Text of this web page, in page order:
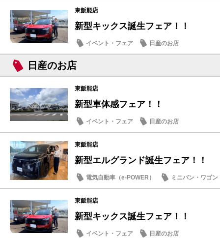
東飯能店
新型キックス誕生フェア！！
イベント・フェア 日産のお店
日産のお店
東飯能店
新型車体感フェア！！
イベント・フェア 日産のお店
東飯能店
新型エルグランド誕生フェア！！
電気自動車（e-POWER）
ミニバン・ワゴン
試乗車・展示車
日産のお店
東飯能店
新型キックス誕生フェア！！
イベント・フェア 日産のお店